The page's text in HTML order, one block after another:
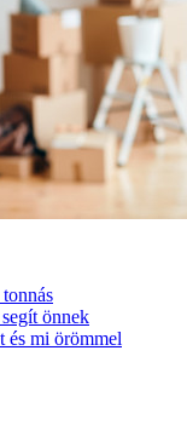
önnek
és mi örömmel